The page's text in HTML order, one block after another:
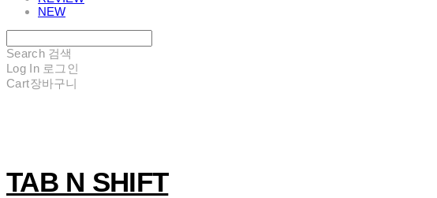
NEW
Search 검색
Log In 로그인
Cart장바구니
TAB N SHIFT